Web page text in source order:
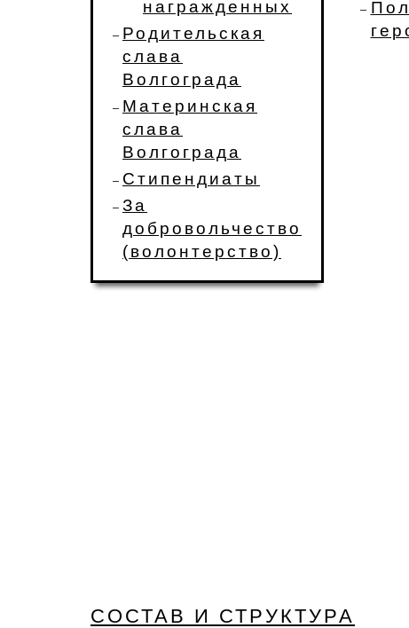
награжденных
Родительская
слава
Волгограда
Материнская
слава
Волгограда
Стипендиаты
За
добровольчество
(волонтерство)
СОСТАВ И СТРУКТУРА